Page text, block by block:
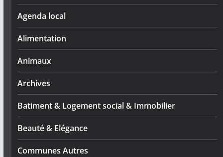
Agenda local
Alimentation
Animaux
Archives
Batiment & Logement social & Immobilier
Beauté & Elégance
Communes Autres